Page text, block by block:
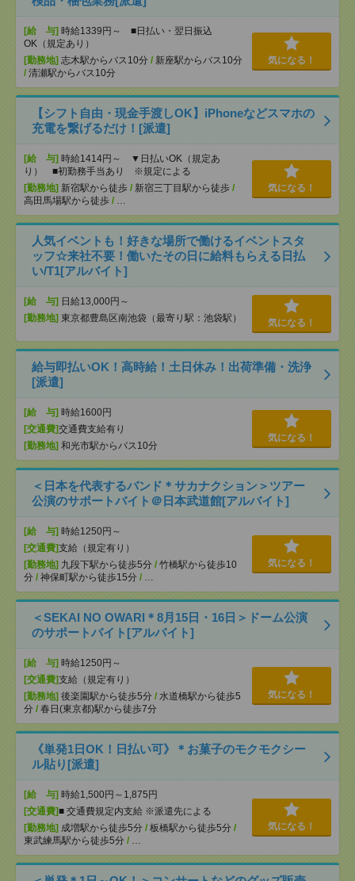
[給 与] 時給1339円～ ■日払い・翌日振込
OK（規定あり）
[勤務地] 志木駅からバス10分 / 新座駅からバス10分
/ 清瀬駅からバス10分
気になる！
【シフト自由・現金手渡しOK】iPhoneなどスマホの
充電を繋げるだけ！[派遣]
[給 与] 時給1414円～ ▼日払いOK（規定あ
り） ■初勤務手当あり ※規定による
[勤務地] 新宿駅から徒歩 / 新宿三丁目駅から徒歩 /
高田馬場駅から徒歩 / …
気になる！
人気イベントも！好きな場所で働けるイベントスタ
ッフ☆来社不要！働いたその日に給料もらえる日払
い/T1[アルバイト]
[給 与] 日給13,000円～
[勤務地] 東京都豊島区南池袋（最寄り駅：池袋駅） 気になる！
給与即払いOK！高時給！土日休み！出荷準備・洗浄
[派遣]
[給 与] 時給1600円
[交通費]交通費支給有り
[勤務地] 和光市駅からバス10分
気になる！
＜日本を代表するバンド＊サカナクション＞ツアー
公演のサポートバイト＠日本武道館[アルバイト]
[給 与] 時給1250円～
[交通費]支給（規定有り）
[勤務地] 九段下駅から徒歩5分 / 竹橋駅から徒歩10
分 / 神保町駅から徒歩15分 / …
気になる！
＜SEKAI NO OWARI＊8月15日・16日＞ドーム公演
のサポートバイト[アルバイト]
[給 与] 時給1250円～
[交通費]支給（規定有り）
[勤務地] 後楽園駅から徒歩5分 / 水道橋駅から徒歩5
分 / 春日(東京都)駅から徒歩7分
気になる！
《単発1日OK！日払い可》＊お菓子のモクモクシー
ル貼り[派遣]
[給 与] 時給1,500円～1,875円
[交通費]■ 交通費規定内支給 ※派遣先による
[勤務地] 成増駅から徒歩5分 / 板橋駅から徒歩5分 /
東武練馬駅から徒歩5分 / …
気になる！